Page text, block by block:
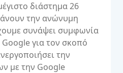
διάστημα 26
την ανώνυμη
συνάψει συμφωνία
για τον σκοπό
την
με την Google